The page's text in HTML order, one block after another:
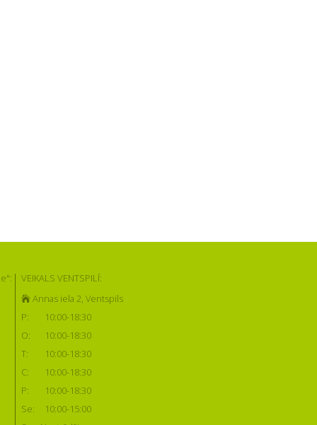
VEIKALS VENTSPILĪ:
Annas iela 2, Ventspils
P:
10:00-18:30
O:
10:00-18:30
T:
10:00-18:30
C:
10:00-18:30
P:
10:00-18:30
Se:
10:00-15:00